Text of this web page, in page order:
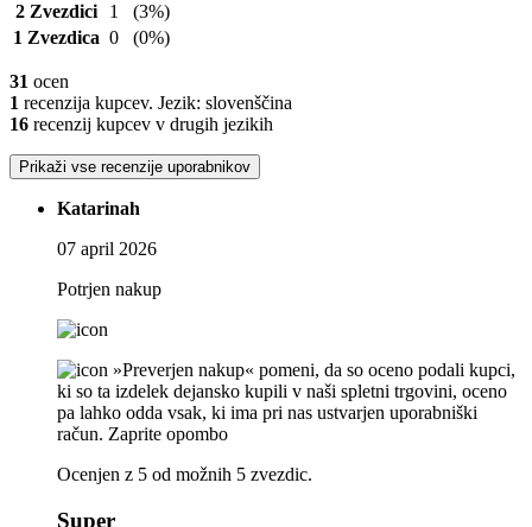
2 Zvezdici
1
(3%)
1 Zvezdica 0 (0%)
31 ocen
1 recenzija kupcev. Jezik: slovenščina
16 recenzij kupcev v drugih jezikih
Prikaži vse recenzije uporabnikov
Katarinah
07 april 2026
Potrjen nakup
»Preverjen nakup« pomeni, da so oceno podali kupci,
ki so ta izdelek dejansko kupili v naši spletni trgovini, oceno
pa lahko odda vsak, ki ima pri nas ustvarjen uporabniški
račun. Zaprite opombo
Ocenjen z 5 od možnih 5 zvezdic.
Super